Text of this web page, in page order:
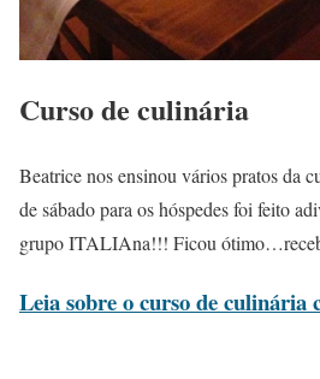
Curso de culinária
Beatrice nos ensinou vários pratos da
de sábado para os hóspedes foi feito
grupo ITALIAna!!! Ficou
Leia sobre o curso de culinária